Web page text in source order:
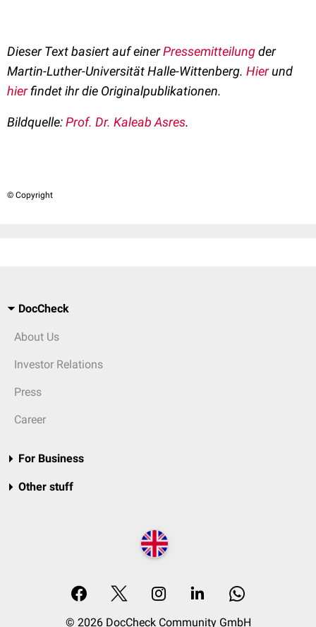
Dieser Text basiert auf einerPressemitteilungder
Martin-Luther-Universität Halle-Wittenberg. Hierund
hierfindet ihr die Originalpublikationen.
Bildquelle:Prof. Dr. Kaleab Asres.
© Copyright
DocCheck
About Us
Investor Relations
Press
Career
For Business
Other stuff
© 2026 DocCheck Community GmbH